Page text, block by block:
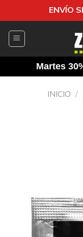
ENVÍO
Martes
INICIO /